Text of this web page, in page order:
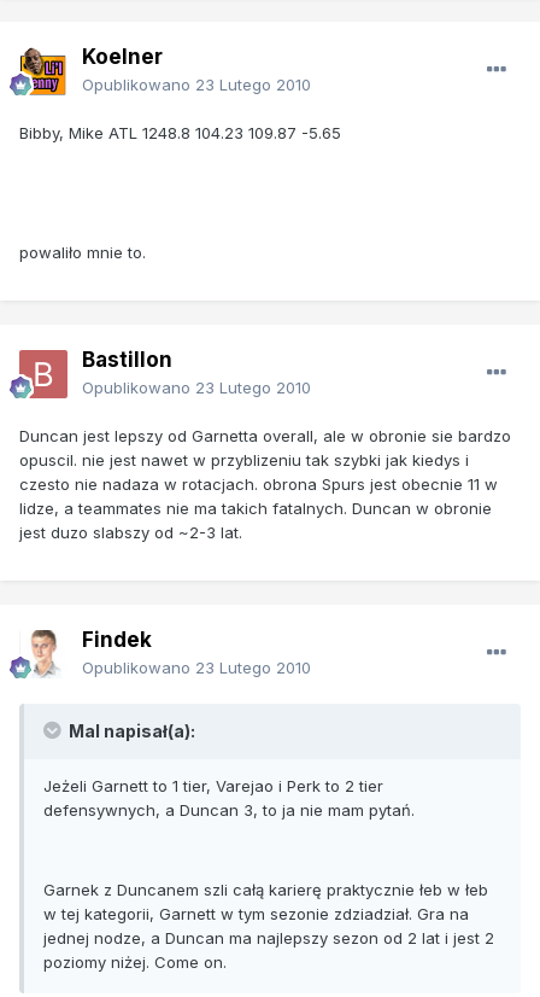
Koelner
Opublikowano 23 Lutego 2010
Bibby, Mike ATL 1248.8 104.23 109.87 -5.65
powaliło mnie to.
Bastillon
Opublikowano 23 Lutego 2010
Duncan jest lepszy od Garnetta overall, ale w obronie sie bardzo
opuscil. nie jest nawet w przyblizeniu tak szybki jak kiedys i
czesto nie nadaza w rotacjach. obrona Spurs jest obecnie 11 w
lidze, a teammates nie ma takich fatalnych. Duncan w obronie
jest duzo slabszy od ~2-3 lat.
Findek
Opublikowano 23 Lutego 2010
Mal napisał(a):
Jeżeli Garnett to 1 tier, Varejao i Perk to 2 tier
defensywnych, a Duncan 3, to ja nie mam pytań.
Garnek z Duncanem szli całą karierę praktycznie łeb w łeb
w tej kategorii, Garnett w tym sezonie zdziadział. Gra na
jednej nodze, a Duncan ma najlepszy sezon od 2 lat i jest 2
poziomy niżej. Come on.